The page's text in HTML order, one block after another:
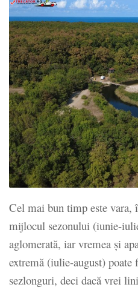
Cel mai bun timp este vara,
mijlocul sezonului (iunie-
aglomerată, iar vremea și
extremă (iulie-august) poate
sezlonguri, deci dacă vrei